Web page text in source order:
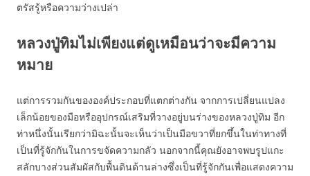
ตรัสรู้หรือความว่างเปล่า
หลวงปู่ทิมไม่เพียงแต่ดูเหมือนว่าจะมีความ
หมาย
แต่การรวมกันขององค์ประกอบที่แตกต่างกัน จากการเปลี่ยนแปลง
เล็กน้อยของมือหรืออุปกรณ์เสริมที่วางอยู่บนร่างของหลวงปู่ทิม อีก
ท่าหนึ่งนั้นเรียกว่ามิฉะนั้นจะเห็นว่าเป็นมือขวาที่ยกขึ้นในท่าทางที่
เป็นที่รู้จักกันในการขจัดความกลัว นอกจากนี้คุณยังอาจพบรูปแกะ
สลักบางส่วนสัมผัสกับพื้นดินด้านล่างซึ่งเป็นที่รู้จักกันเพื่อแสดงความ